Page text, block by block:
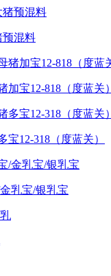
预混料
加宝12-818（度蓝关）
宝12-318（度蓝关）
乳宝/银乳宝